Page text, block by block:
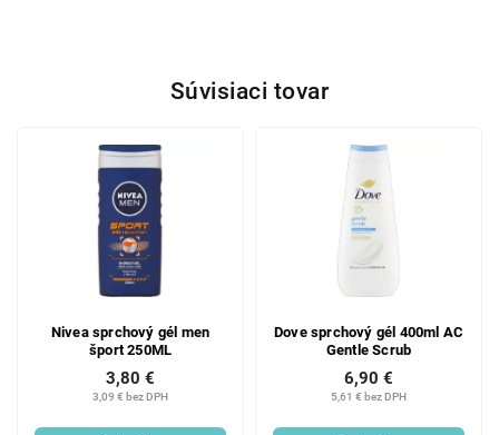
Súvisiaci tovar
Nivea sprchový gél men
šport 250ML
3,09 € bez DPH
3,80 €
Dove sprchový gél 400ml AC
Gentle Scrub
5,61 € bez DPH
6,90 €